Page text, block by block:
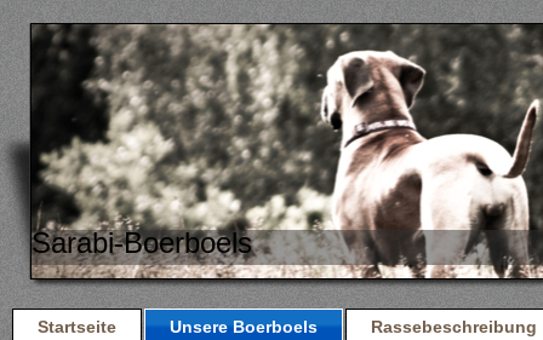
Sarabi-Boerboels
Startseite Unsere Boerboels Rassebeschreibung